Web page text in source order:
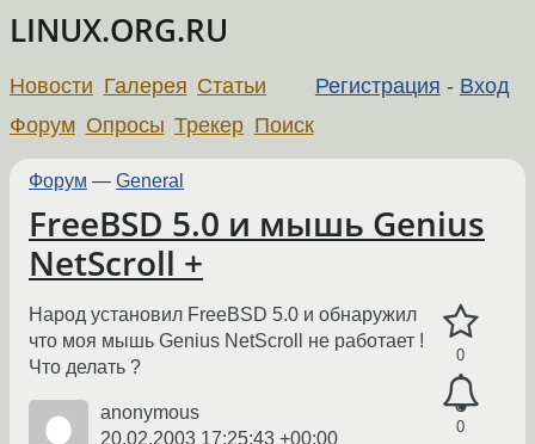
LINUX.ORG.RU
Регистрация - Вход
Новости Галерея Статьи
Форум Опросы Трекер Поиск
Форум — General
FreeBSD 5.0 и мышь Genius
NetScroll +
0
0
Народ установил FreeBSD 5.0 и обнаружил
что моя мышь Genius NetScroll не работает !
Что делать ?
anonymous
20.02.2003 17:25:43 +00:00